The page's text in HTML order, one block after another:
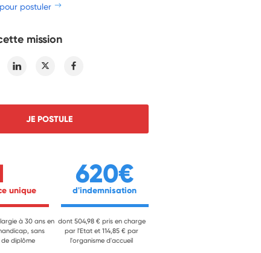
postuler
mission
E-mail Linkedin Twitter
JE POSTULE
unique
à 30 ans en
sans
diplôme
620€
d'indemnisation
dont 504,98 € pris en charge
par l'Etat et 114,85 € par
l'organisme d'accueil